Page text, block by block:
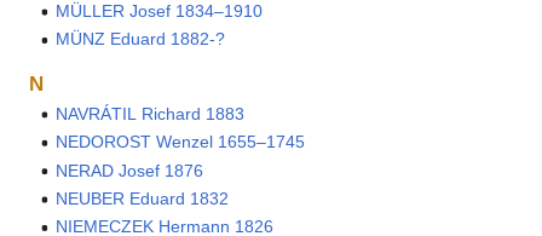
MÜLLER Josef 1834–1910
MÜNZ Eduard 1882-?
N
NAVRÁTIL Richard 1883
NEDOROST Wenzel 1655–1745
NERAD Josef 1876
NEUBER Eduard 1832
NIEMECZEK Hermann 1826